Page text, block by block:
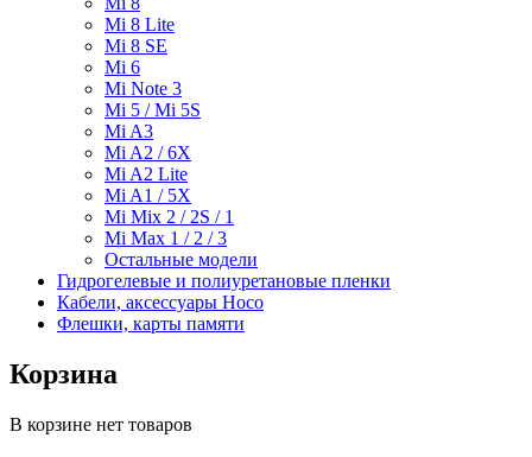
Mi 8 Lite
Mi 8 SE
Mi 6
Mi Note 3
Mi 5 / Mi 5S
Mi A3
Mi A2 / 6X
Mi A2 Lite
Mi A1 / 5X
Mi Mix 2 / 2S / 1
Mi Max 1 / 2 / 3
Остальные модели
Гидрогелевые и полиуретановые пленки
Кабели, аксессуары Hoco
Флешки, карты памяти
Корзина
В корзине нет товаров